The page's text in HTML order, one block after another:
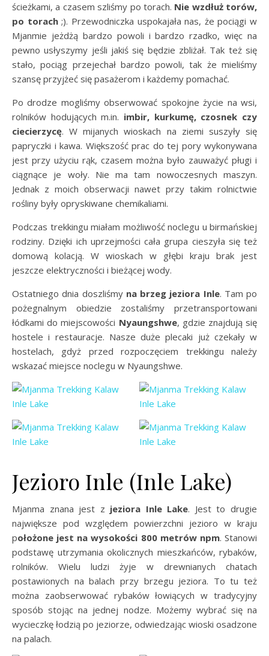
ścieżkami, a czasem szliśmy po torach. Nie wzdłuż torów,
po torach;). Przewodniczka uspokajała nas, że pociągi w
Mjanmie jeżdżą bardzo powoli i bardzo rzadko, więc na
pewno usłyszymy jeśli jakiś się będzie zbliżał. Tak też się
stało, pociąg przejechał bardzo powoli, tak że mieliśmy
szansę przyjżeć się pasażerom i każdemy pomachać.
Po drodze mogliśmy obserwować spokojne życie na wsi,
rolników hodujących m.in. imbir, kurkumę, czosnek czy
ciecierzycę. W mijanych wioskach na ziemi suszyły się
papryczki i kawa. Większość prac do tej pory wykonywana
jest przy użyciu rąk, czasem można było zauważyć pługi i
ciągnące je woły. Nie ma tam nowoczesnych maszyn.
Jednak z moich obserwacji nawet przy takim rolnictwie
rośliny były opryskiwane chemikaliami.
Podczas trekkingu miałam możliwość noclegu u birmańskiej
rodziny. Dzięki ich uprzejmości cała grupa cieszyła się też
domową kolacją. W wioskach w głębi kraju brak jest
jeszcze elektryczności i bieżącej wody.
Ostatniego dnia doszliśmy na brzeg jeziora Inle. Tam po
pożegnalnym obiedzie zostaliśmy przetransportowani
łódkami do miejscowości Nyaungshwe, gdzie znajdują się
hostele i restauracje. Nasze duże plecaki już czekały w
hostelach, gdyż przed rozpoczęciem trekkingu należy
wskazać miejsce noclegu w Nyaungshwe.
Jezioro Inle (Inle Lake)
Mjanma znana jest z jeziora Inle Lake. Jest to drugie
największe pod względem powierzchni jezioro w kraju
położone jest na wysokości 800 metrów npm. Stanowi
podstawę utrzymania okolicznych mieszkańców, rybaków,
rolników. Wielu ludzi żyje w drewnianych chatach
postawionych na balach przy brzegu jeziora. To tu też
można zaobserwować rybaków łowiących w tradycyjny
sposób stojąc na jednej nodze. Możemy wybrać się na
wycieczkę łodzią po jeziorze, odwiedzając wioski osadzone
na palach.